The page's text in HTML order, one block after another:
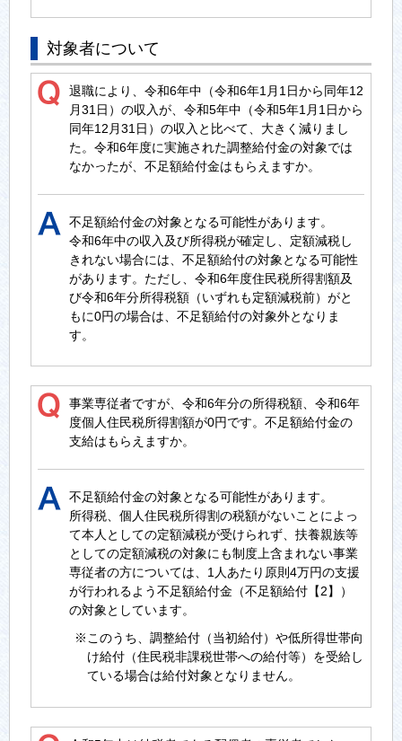
対象者について
退職により、令和6年中（令和6年1月1日から同年12
月31日）の収入が、令和5年中（令和5年1月1日から
同年12月31日）の収入と比べて、大きく減りまし
た。令和6年度に実施された調整給付金の対象では
なかったが、不足額給付金はもらえますか。
不足額給付金の対象となる可能性があります。
令和6年中の収入及び所得税が確定し、定額減税し
きれない場合には、不足額給付の対象となる可能性
があります。ただし、令和6年度住民税所得割額及
び令和6年分所得税額（いずれも定額減税前）がと
もに0円の場合は、不足額給付の対象外となりま
す。
事業専従者ですが、令和6年分の所得税額、令和6年
度個人住民税所得割額が0円です。不足額給付金の
支給はもらえますか。
不足額給付金の対象となる可能性があります。
所得税、個人住民税所得割の税額がないことによっ
て本人としての定額減税が受けられず、扶養親族等
としての定額減税の対象にも制度上含まれない事業
専従者の方については、1人あたり原則4万円の支援
が行われるよう不足額給付金（不足額給付【2】）
の対象としています。
※このうち、調整給付（当初給付）や低所得世帯向
け給付（住民税非課税世帯への給付等）を受給し
ている場合は給付対象となりません。